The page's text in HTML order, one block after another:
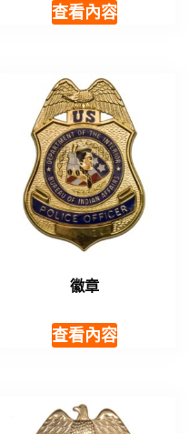
查看內容
徽章
查看內容